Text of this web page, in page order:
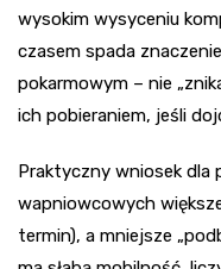
wysokim wysyceniu
czasem spada
pokarmowym – nie
ich pobieraniem, jeśli
Praktyczny wniosek dla
wapniowcowych
termin), a mniejsze